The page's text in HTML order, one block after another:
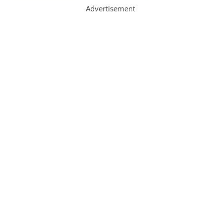
Advertisement